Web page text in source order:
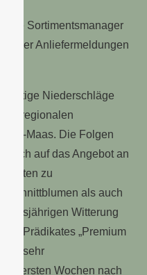
die Sortimentsmanager
der Anliefermeldungen
Niederschläge
bei regionalen
Maas. Die Folgen
sich auf das Angebot an
führten zu
Schnittblumen als auch
diesjährigen Witterung
Prädikates „Premium
sehr
ersten Wochen nach